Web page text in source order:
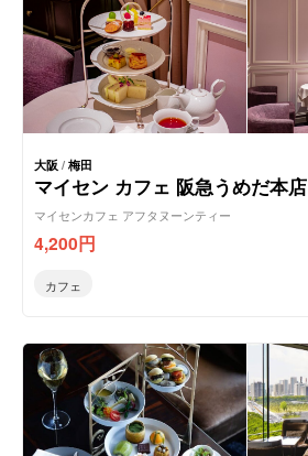
大阪 /梅田
マイセン カフェ 阪急うめだ本店
マイセンカフェ アフタヌーンティー
4,200円
カフェ